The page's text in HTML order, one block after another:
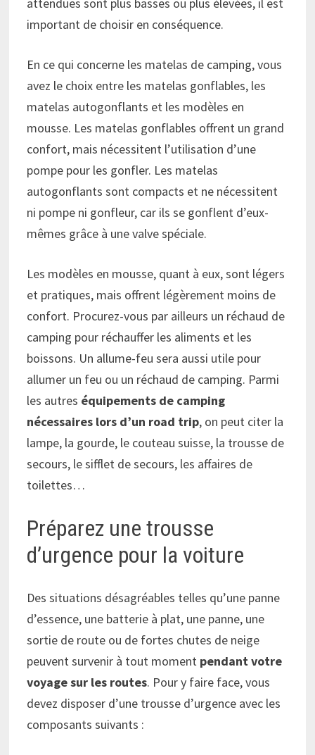
attendues sont plus basses ou plus élevées, il est
important de choisir en conséquence.
En ce qui concerne les matelas de camping, vous
avez le choix entre les matelas gonflables, les
matelas autogonflants et les modèles en
mousse. Les matelas gonflables offrent un grand
confort, mais nécessitent l’utilisation d’une
pompe pour les gonfler. Les matelas
autogonflants sont compacts et ne nécessitent
ni pompe ni gonfleur, car ils se gonflent d’eux-
mêmes grâce à une valve spéciale.
Les modèles en mousse, quant à eux, sont légers
et pratiques, mais offrent légèrement moins de
confort. Procurez-vous par ailleurs un réchaud de
camping pour réchauffer les aliments et les
boissons. Un allume-feu sera aussi utile pour
allumer un feu ou un réchaud de camping. Parmi
les autres équipements de camping
nécessaires lors d’un road trip, on peut citer la
lampe, la gourde, le couteau suisse, la trousse de
secours, le sifflet de secours, les affaires de
toilettes…
Préparez une trousse
d’urgence pour la voiture
Des situations désagréables telles qu’une panne
d’essence, une batterie à plat, une panne, une
sortie de route ou de fortes chutes de neige
peuvent survenir à tout moment pendant votre
voyage sur les routes. Pour y faire face, vous
devez disposer d’une trousse d’urgence avec les
composants suivants :